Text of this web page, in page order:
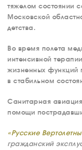
тяжелом состоянии
Московской
детства.
Во время полета
интенсивной
жизненных функций
в стабильном
Санитарная
помощи
«Русские
гражданский